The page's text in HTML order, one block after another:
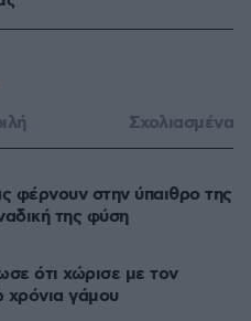
Σχολιασμένα
φέρνουν στην ύπαιθρο της
της φύση
ότι χώρισε με τον
χρόνια γάμου